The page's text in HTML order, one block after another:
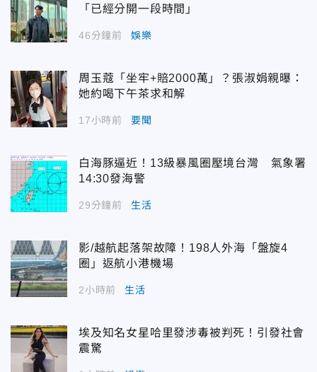
「已經分開一段時間」
46分鐘前 娛樂
周玉蔻「坐牢+賠2000萬」？張淑娟親曝：
她約喝下午茶求和解
17小時前 要聞
白海豚逼近！13級暴風圈壓境台灣 氣象署
14:30發海警
29分鐘前 生活
影/越航起落架故障！198人外海「盤旋4
圈」返航小港機場
2小時前 生活
埃及知名女星哈里發涉毒被判死！引發社會
震驚